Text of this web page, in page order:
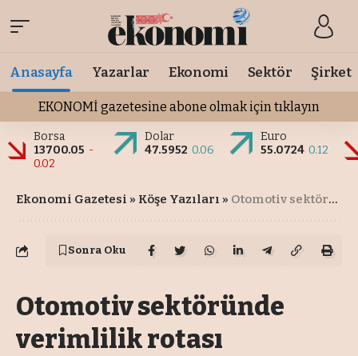
Anasayfa Yazarlar Ekonomi Sektör Şirket
EKONOMİ gazetesine abone olmak için tıklayın
Borsa
13700.05 -
0.02
Dolar
47.5952 0.06
Euro
55.0724 0.12
Ekonomi Gazetesi » Köşe Yazıları » Otomotiv sektöründe verimlilik rotası
Sonra Oku
Otomotiv sektöründe
verimlilik rotası